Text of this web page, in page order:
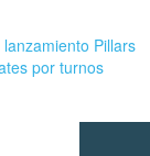
Pillars
por turnos